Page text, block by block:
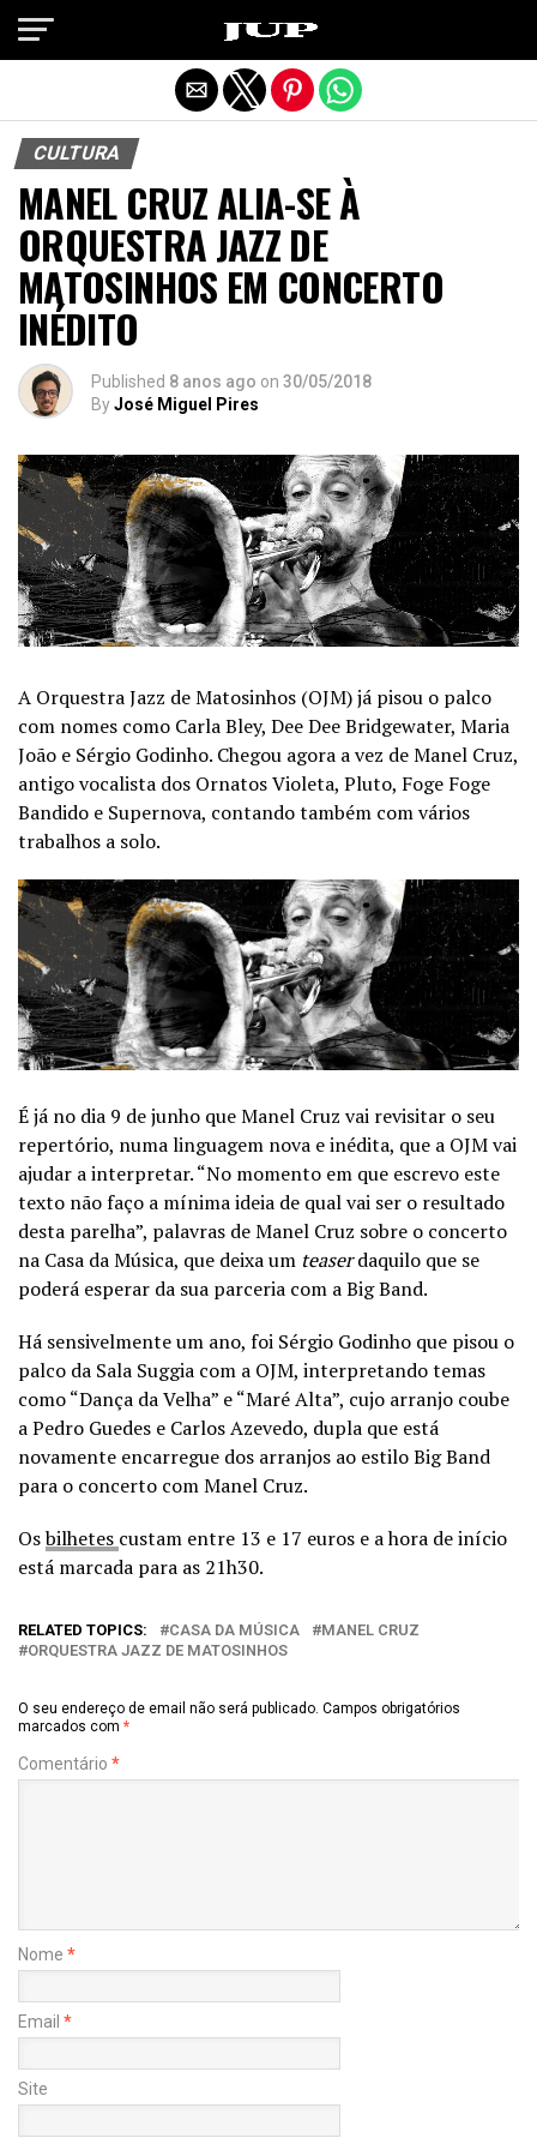
CULTURA
MANEL CRUZ ALIA-SE À
ORQUESTRA JAZZ DE
MATOSINHOS EM CONCERTO
INÉDITO
Published 8 anos ago on 30/05/2018
ByJosé Miguel Pires
A Orquestra Jazz de Matosinhos (OJM) já pisou o palco
com nomes como Carla Bley, Dee Dee Bridgewater, Maria
João e Sérgio Godinho. Chegou agora a vez de Manel Cruz,
antigo vocalista dos Ornatos Violeta, Pluto, Foge Foge
Bandido e Supernova, contando também com vários
trabalhos a solo.
É já no dia 9 de junho que Manel Cruz vai revisitar o seu
repertório, numa linguagem nova e inédita, que a OJM vai
ajudar a interpretar. “No momento em que escrevo este
texto não faço a mínima ideia de qual vai ser o resultado
desta parelha”, palavras de Manel Cruz sobre o concerto
na Casa da Música, que deixa um teaserdaquilo que se
poderá esperar da sua parceria com a Big Band.
Há sensivelmente um ano, foi Sérgio Godinho que pisou o
palco da Sala Suggia com a OJM, interpretando temas
como “Dança da Velha” e “Maré Alta”, cujo arranjo coube
a Pedro Guedes e Carlos Azevedo, dupla que está
novamente encarregue dos arranjos ao estilo Big Band
para o concerto com Manel Cruz.
Osbilhetes custam entre 13 e 17 euros e a hora de início
está marcada para as 21h30.
RELATED TOPICS: CASA DA MÚSICA
MANEL CRUZ
ORQUESTRA JAZZ DE MATOSINHOS
O seu endereço de email não será publicado. Campos obrigatórios
marcados com *
Comentário *
Nome *
Email *
Site
Exit mobile version